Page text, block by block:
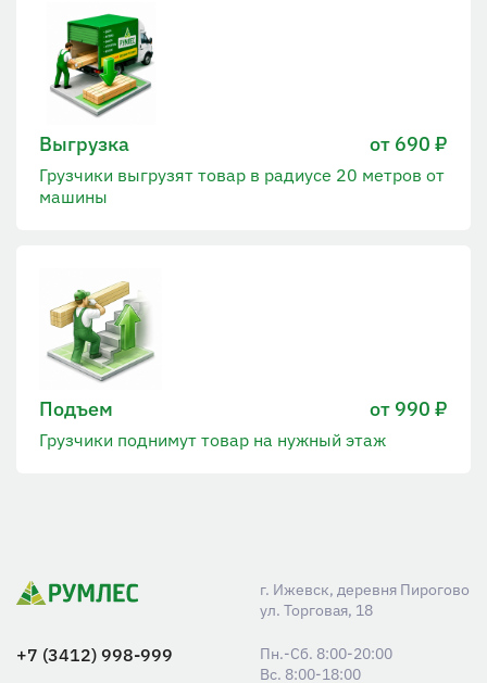
Выгрузка от 690 ₽
Грузчики выгрузят товар в радиусе 20 метров от
машины
Подъем от 990 ₽
Грузчики поднимут товар на нужный этаж
г. Ижевск, деревня Пирогово
ул. Торговая, 18
+7 (3412) 998-999
Пн.-Сб. 8:00-20:00
Вс. 8:00-18:00